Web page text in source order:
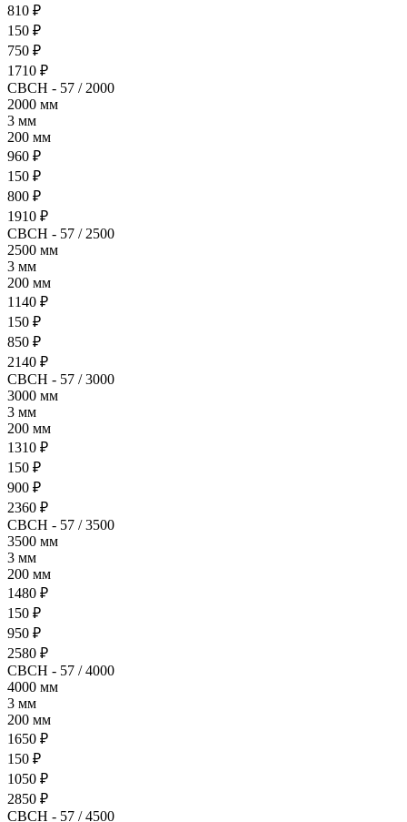
810 ₽
150 ₽
750 ₽
1710 ₽
СВСН - 57 / 2000
2000 мм
3 мм
200 мм
960 ₽
150 ₽
800 ₽
1910 ₽
СВСН - 57 / 2500
2500 мм
3 мм
200 мм
1140 ₽
150 ₽
850 ₽
2140 ₽
СВСН - 57 / 3000
3000 мм
3 мм
200 мм
1310 ₽
150 ₽
900 ₽
2360 ₽
СВСН - 57 / 3500
3500 мм
3 мм
200 мм
1480 ₽
150 ₽
950 ₽
2580 ₽
СВСН - 57 / 4000
4000 мм
3 мм
200 мм
1650 ₽
150 ₽
1050 ₽
2850 ₽
СВСН - 57 / 4500